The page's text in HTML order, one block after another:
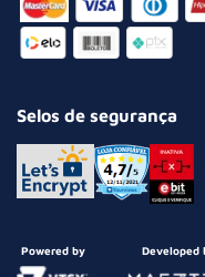
Selos de segurança
Powered by Developed